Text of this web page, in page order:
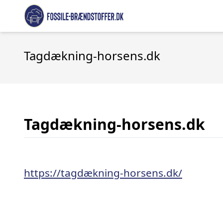
Tagdækning-horsens.dk
Tagdækning-horsens.dk
https://tagdækning-horsens.dk/